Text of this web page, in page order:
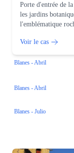
Porte d'entrée de
les jardins
l'emblématique
Voir le cas
Blanes - Abril
Blanes - Abril
Blanes - Julio